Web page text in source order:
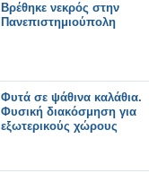
Βρέθηκε νεκρός στην
Πανεπιστημιούπολη
Φυτά σε ψάθινα καλάθια.
Φυσική διακόσμηση για
εξωτερικούς χώρους